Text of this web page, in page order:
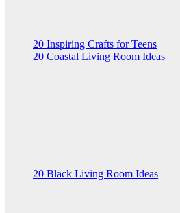
20 Inspiring Crafts for Teens
20 Coastal Living Room Ideas
20 Black Living Room Ideas